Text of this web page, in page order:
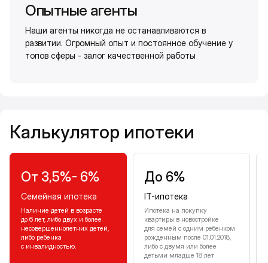
Опытные агенты
Наши агенты никогда не останавливаются в
развитии. Огромный опыт и постоянное обучение у
топов сферы - залог качественной работы
Калькулятор ипотеки
От 3,5%- 6%
Семейная ипотека
Наличие детей в возрасте
до 6 лет, либо двух и более
несовершеннолетних детей,
либо ребенка
с инвалидностью.
До 6%
IT-ипотека
Ипотека на покупку
квартиры в новостройке
для семей с одним ребенком
рожденным после 01.01.2018,
либо с двумя или более
детьми младше 18 лет